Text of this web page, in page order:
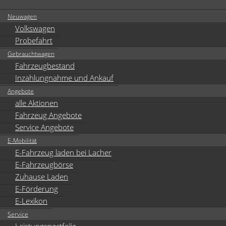
Neuwagen
Volkswagen
Probefahrt
Gebrauchtwagen
Fahrzeugbestand
Inzahlungnahme und Ankauf
Angebote
alle Aktionen
Fahrzeug Angebote
Service Angebote
E-Mobilität
E-Fahrzeug laden bei Lacher
E-Fahrzeugbörse
Zuhause Laden
E-Förderung
E-Lexikon
Service